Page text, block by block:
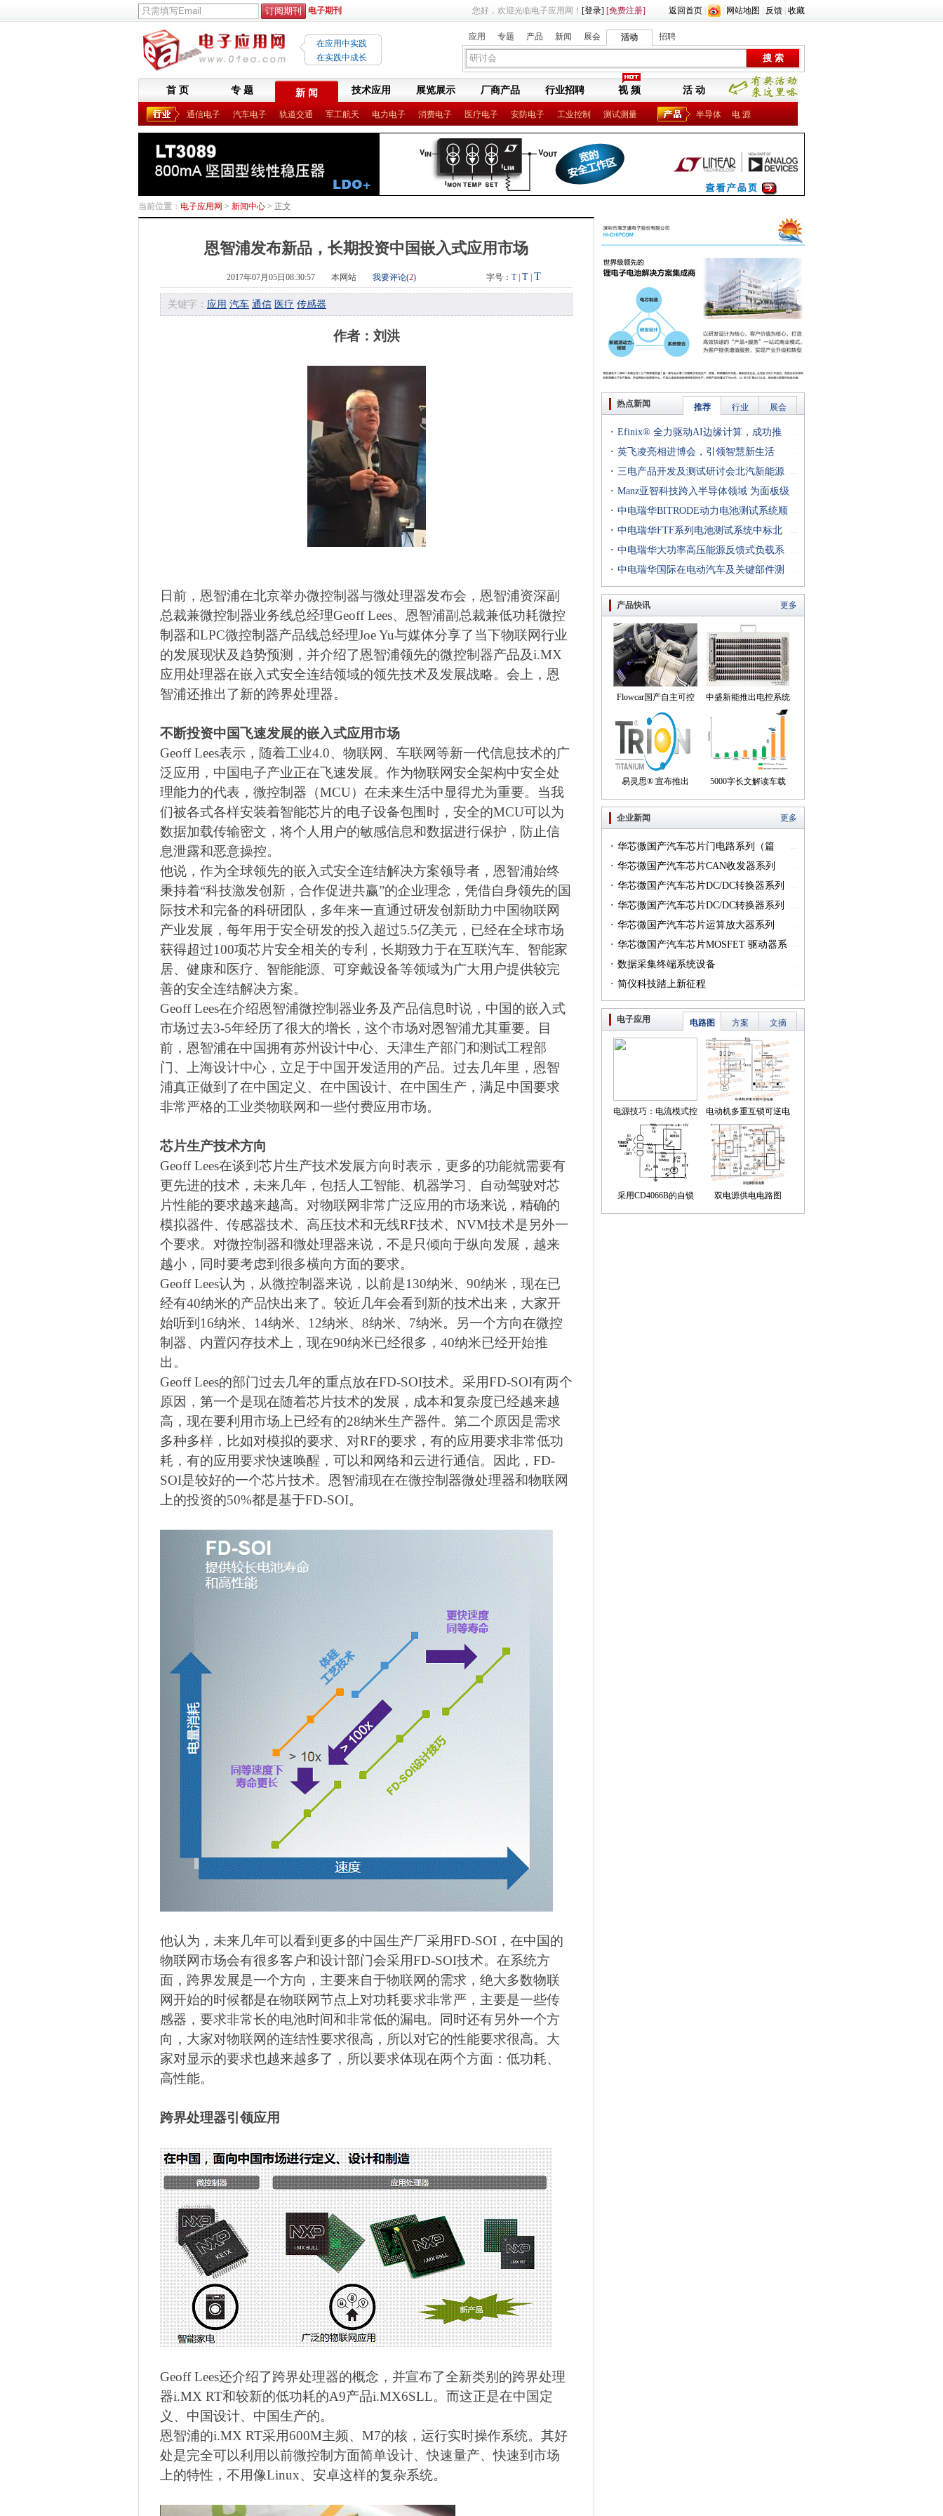
电子期刊 您好，欢迎光临电子应用网！ [登录] [免费注册] 返回首页 网站地图 反馈 收藏
在应用中实践
在实践中成长
应用 专题 产品 新闻 展会 活动 招聘
首 页 专 题 新 闻 技术应用 展览展示 厂商产品 行业招聘 视 频 活 动
通信电子 汽车电子 轨道交通 军工航天 电力电子 消费电子 医疗电子 安防电子 工业控制 测试测量 半导体 电 源
当前位置： 电子应用网 > 新闻中心 > 正文
恩智浦发布新品，长期投资中国嵌入式应用市场
2017年07月05日08:30:57 本网站 我要评论(2) 字号： T| T T
关键字： 应用 汽车 通信 医疗 传感器
作者：刘洪
日前，恩智浦在北京举办微控制器与微处理器发布会，恩智浦资深副
总裁兼微控制器业务线总经理Geoff Lees、恩智浦副总裁兼低功耗微控
制器和LPC微控制器产品线总经理Joe Yu与媒体分享了当下物联网行业
的发展现状及趋势预测，并介绍了恩智浦领先的微控制器产品及i.MX
应用处理器在嵌入式安全连结领域的领先技术及发展战略。会上，恩
智浦还推出了新的跨界处理器。
不断投资中国飞速发展的嵌入式应用市场
Geoff Lees表示，随着工业4.0、物联网、车联网等新一代信息技术的广
泛应用，中国电子产业正在飞速发展。作为物联网安全架构中安全处
理能力的代表，微控制器（MCU）在未来生活中显得尤为重要。当我
们被各式各样安装着智能芯片的电子设备包围时，安全的MCU可以为
数据加载传输密文，将个人用户的敏感信息和数据进行保护，防止信
息泄露和恶意操控。
他说，作为全球领先的嵌入式安全连结解决方案领导者，恩智浦始终
秉持着“科技激发创新，合作促进共赢”的企业理念，凭借自身领先的国
际技术和完备的科研团队，多年来一直通过研发创新助力中国物联网
产业发展，每年用于安全研发的投入超过5.5亿美元，已经在全球市场
获得超过100项芯片安全相关的专利，长期致力于在互联汽车、智能家
居、健康和医疗、智能能源、可穿戴设备等领域为广大用户提供较完
善的安全连结解决方案。
Geoff Lees在介绍恩智浦微控制器业务及产品信息时说，中国的嵌入式
市场过去3-5年经历了很大的增长，这个市场对恩智浦尤其重要。目
前，恩智浦在中国拥有苏州设计中心、天津生产部门和测试工程部
门、上海设计中心，立足于中国开发适用的产品。过去几年里，恩智
浦真正做到了在中国定义、在中国设计、在中国生产，满足中国要求
非常严格的工业类物联网和一些付费应用市场。
芯片生产技术方向
Geoff Lees在谈到芯片生产技术发展方向时表示，更多的功能就需要有
更先进的技术，未来几年，包括人工智能、机器学习、自动驾驶对芯
片性能的要求越来越高。对物联网非常广泛应用的市场来说，精确的
模拟器件、传感器技术、高压技术和无线RF技术、 NVM技术是另外一
个要求。对微控制器和微处理器来说，不是只倾向于纵向发展，越来
越小，同时要考虑到很多横向方面的要求。
Geoff Lees认为，从微控制器来说，以前是130纳米、 90纳米，现在已
经有40纳米的产品快出来了。较近几年会看到新的技术出来，大家开
始听到 16纳米、 14纳米、 12纳米、 8纳米、 7纳米。另一个方向在微控
制器、内置闪存技术上，现在90纳米已经很多， 40纳米已经开始推
出。
Geoff Lees的部门过去几年的重点放在FD-SOI技术。采用FD-SOI有两个
原因，第一个是现在随着芯片技术的发展，成本和复杂度已经越来越
高，现在要利用市场上已经有的28纳米生产器件。第二个原因是需求
多种多样，比如对模拟的要求、对RF的要求，有的应用要求非常低功
耗，有的应用要求快速唤醒，可以和网络和云进行通信。因此， FD-
SOI是较好的一个芯片技术。恩智浦现在在微控制器微处理器和物联网
上的投资的50%都是基于FD-SOI。
他认为，未来几年可以看到更多的中国生产厂采用FD-SOI ，在中国的
物联网市场会有很多客户和设计部门会采用FD-SOI技术。在系统方
面，跨界发展是一个方向，主要来自于物联网的需求，绝大多数物联
网开始的时候都是在物联网节点上对功耗要求非常严，主要是一些传
感器，要求非常长的电池时间和非常低的漏电。同时还有另外一个方
向，大家对物联网的连结性要求很高，所以对它的性能要求很高。大
家对显示的要求也越来越多了，所以要求体现在两个方面：低功耗、
高性能。
跨界处理器引领应用
Geoff Lees还介绍了跨界处理器的概念，并宣布了全新类别的跨界处理
器i.MX RT和较新的低功耗的A9产品i.MX6SLL。而这正是在中国定
义、中国设计、中国生产的。
恩智浦的i.MX RT采用600M主频、 M7的核，运行实时操作系统。其好
处是完全可以利用以前微控制方面简单设计、快速量产、快速到市场
上的特性，不用像Linux、安卓这样的复杂系统。
热点新闻 展会
行业
推荐
...
· Efinix® 全力驱动AI边缘计算，成功推
出Trion™ T20 FPGA样品, 同时将产品扩展
到二十万逻辑单元的T200 FPGA
...
· 英飞凌亮相进博会，引领智慧新生活
...
· 三电产品开发及测试研讨会北汽新能源
专场成功举行
...
· Manz亚智科技跨入半导体领域 为面板级
扇出型封装提供化学湿制程、涂布及激光应
用等生产设备解决方案
...
· 中电瑞华BITRODE动力电池测试系统顺
利交付北汽新能源
...
· 中电瑞华FTF系列电池测试系统中标北
京新能源汽车股份有限公司
...
· 中电瑞华大功率高压能源反馈式负载系
统成功交付中电熊猫
...
· 中电瑞华国际在电动汽车及关键部件测
评研讨会上演绎先进测评技术
产品快讯 更多
Flowcar国产自主可控
自动驾驶机器人来到我
们身边
中盛新能推出电控系统
控制器BOB集成断线
易灵思® 宣布推出
Trion® Titanium FPGA
系列
5000字长文解读车载
USB供电的方方面面
企业新闻
更多
...
· 华芯微国产汽车芯片门电路系列（篇
一）
...
· 华芯微国产汽车芯片CAN收发器系列
（篇一）
...
· 华芯微国产汽车芯片DC/DC转换器系列
...
· 华芯微国产汽车芯片DC/DC转换器系列
...
· 华芯微国产汽车芯片运算放大器系列
（篇一）
...
· 华芯微国产汽车芯片MOSFET 驱动器系
列（篇一）
...
· 数据采集终端系统设备
...
· 简仪科技踏上新征程
电子应用 文摘
方案
电路图
电源技巧：电流模式控
制简化了对降压LED稳
压器的补偿
电动机多重互锁可逆电
路
采用CD4066B的自锁
式触摸开关电路
双电源供电电路图